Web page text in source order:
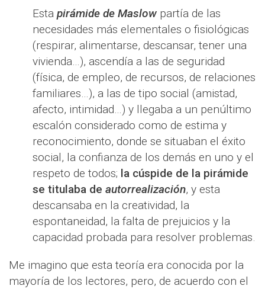
Esta pirámide de Maslow partía de las
necesidades más elementales o fisiológicas
(respirar, alimentarse, descansar, tener una
vivienda…), ascendía a las de seguridad
(física, de empleo, de recursos, de relaciones
familiares…), a las de tipo social (amistad,
afecto, intimidad…) y llegaba a un penúltimo
escalón considerado como de estima y
reconocimiento, donde se situaban el éxito
social, la confianza de los demás en uno y el
respeto de todos; la cúspide de la pirámide
se titulaba de autorrealización, y esta
descansaba en la creatividad, la
espontaneidad, la falta de prejuicios y la
capacidad probada para resolver problemas.
Me imagino que esta teoría era conocida por la
mayoría de los lectores, pero, de acuerdo con el